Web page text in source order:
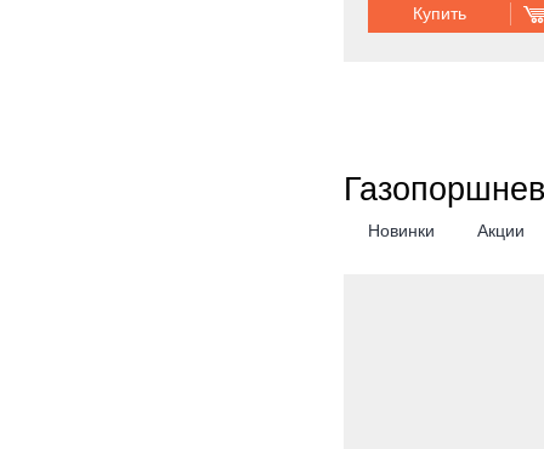
Купить
Новинки Акции